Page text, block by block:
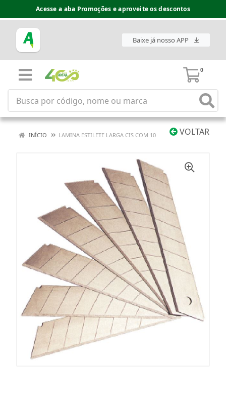
Acesse a aba Promoções e aproveite os descontos
Baixe já nosso APP
0
VOLTAR
INÍCIO LAMINA ESTILETE LARGA CIS COM 10